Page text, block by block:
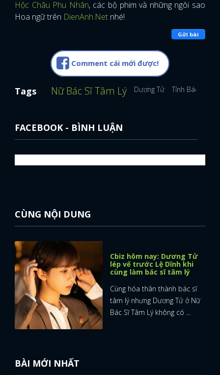
Hộc Châu Phu Nhân, các bộ phim và những ngôi sao
Hoa ngữ trên DienAnh.Net nhé!
Gửi bài
Comment cái mới được!
Tags Nữ Bác Sĩ Tâm Lý Dương Tử Tỉnh Bách
FACEBOOK - BÌNH LUẬN
CÙNG NỘI DUNG
Cbiz hôm nay: Dương Tử
lép vế trước Lệ Dĩnh khi
cùng làm bác sĩ tâm lý
Cùng hóa thân thành bác sĩ
tâm lý nhưng Dương Tử ở Nữ
Bác Sĩ Tâm Lý không có ...
BÀI MỚI NHẤT